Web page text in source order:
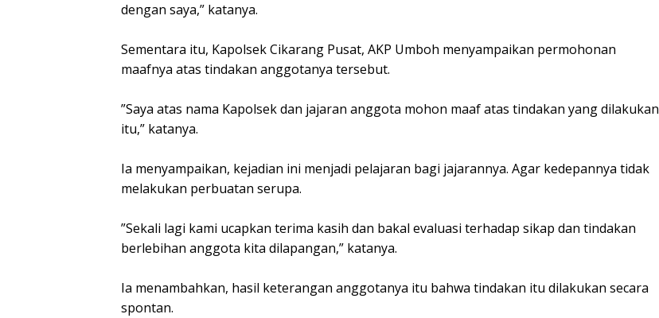
dengan saya,” katanya.
‎Sementara itu, Kapolsek Cikarang Pusat, AKP Umboh menyampaikan permohonan
maafnya atas tindakan anggotanya tersebut.
‎”Saya atas nama Kapolsek dan jajaran anggota mohon maaf atas tindakan yang dilakukan
itu,” katanya.
‎Ia menyampaikan, kejadian ini menjadi pelajaran bagi jajarannya. Agar kedepannya tidak
melakukan perbuatan serupa.
‎”Sekali lagi kami ucapkan terima kasih dan bakal evaluasi terhadap sikap dan tindakan
berlebihan anggota kita dilapangan,” katanya.
‎Ia menambahkan, hasil keterangan anggotanya itu bahwa tindakan itu dilakukan secara
spontan.